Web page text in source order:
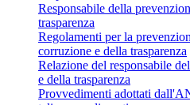
Responsabile della
trasparenza
Regolamenti per la
corruzione e della trasparenza
Relazione del responsabile
e della trasparenza
Provvedimenti adottati